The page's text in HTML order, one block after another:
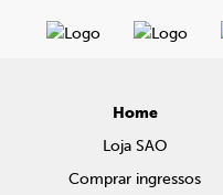
Home
Loja SAO
Comprar ingressos